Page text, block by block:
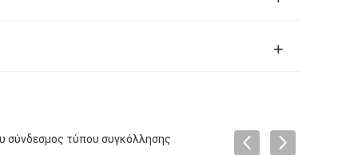
σύνδεσμος τύπου συγκόλλησης